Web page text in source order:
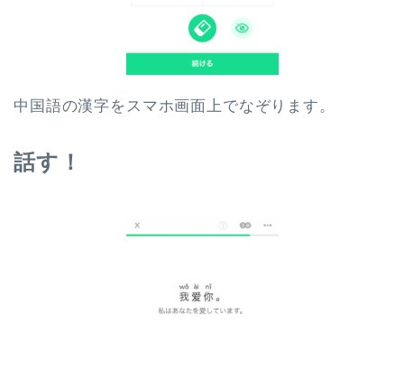
中国語の漢字をスマホ画面上でなぞります。
話す！